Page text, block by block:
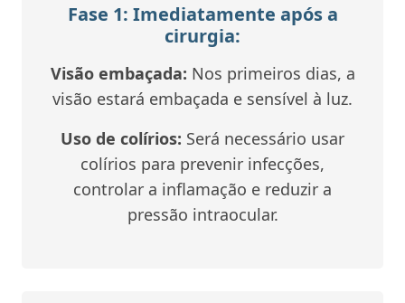
Fase 1: Imediatamente após a
cirurgia:
Visão embaçada: Nos primeiros dias, a
visão estará embaçada e sensível à luz.
Uso de colírios: Será necessário usar
colírios para prevenir infecções,
controlar a inflamação e reduzir a
pressão intraocular.